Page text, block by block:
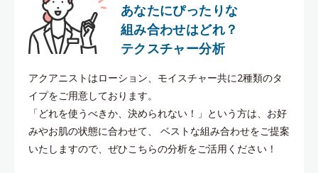
あなたにぴったりな
組み合わせはどれ？
テクスチャー分析
アクアニストはローション、モイスチャー共に2種類のタ
イプをご用意しております。
「どれを使うべきか、決められない！」という方は、お好
みやお肌の状態に合わせて、
ベストな組み合わせをご提案
いたしますので、ぜひこちらの分析をご活用ください！